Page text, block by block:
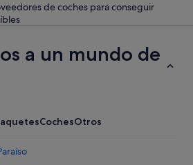
de coches para conseguir
a un mundo de
CochesOtros